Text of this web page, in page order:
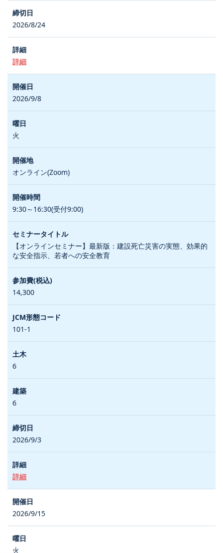
2026/8/24
詳細
2026/9/8
火
オンライン(Zoom)
9:30～16:30(受付9:00)
【オンラインセミナー】最新版：建設死亡災害の実態、効果的
な安全指示、若者への安全教育
14,300
101-1
6
6
2026/9/3
詳細
2026/9/15
火